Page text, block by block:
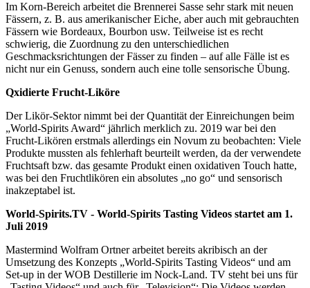
Im Korn-Bereich arbeitet die Brennerei Sasse sehr stark mit neuen
Fässern, z. B. aus amerikanischer Eiche, aber auch mit gebrauchten
Fässern wie Bordeaux, Bourbon usw. Teilweise ist es recht
schwierig, die Zuordnung zu den unterschiedlichen
Geschmacksrichtungen der Fässer zu finden – auf alle Fälle ist es
nicht nur ein Genuss, sondern auch eine tolle sensorische Übung.
Qxidierte Frucht-Liköre
Der Likör-Sektor nimmt bei der Quantität der Einreichungen beim
„World-Spirits Award“ jährlich merklich zu. 2019 war bei den
Frucht-Likören erstmals allerdings ein Novum zu beobachten: Viele
Produkte mussten als fehlerhaft beurteilt werden, da der verwendete
Fruchtsaft bzw. das gesamte Produkt einen oxidativen Touch hatte,
was bei den Fruchtlikören ein absolutes „no go“ und sensorisch
inakzeptabel ist.
World-Spirits.TV - World-Spirits Tasting Videos startet am 1.
Juli 2019
Mastermind Wolfram Ortner arbeitet bereits akribisch an der
Umsetzung des Konzepts „World-Spirits Tasting Videos“ und am
Set-up in der WOB Destillerie im Nock-Land. TV steht bei uns für